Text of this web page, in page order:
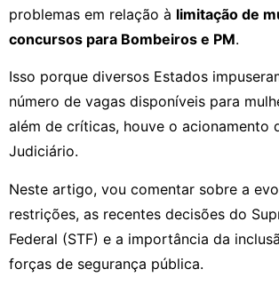
problemas em relação à limitação de
concursos para Bombeiros e PM.
Isso porque diversos Estados
número de vagas disponíveis para
além de críticas, houve o acionamento
Judiciário.
Neste artigo, vou comentar sobre a
restrições, as recentes decisões do
Federal (STF) e a importância da
forças de segurança pública.